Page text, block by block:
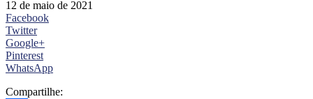
12 de maio de 2021
Facebook
Twitter
Google+
Pinterest
WhatsApp
Compartilhe: